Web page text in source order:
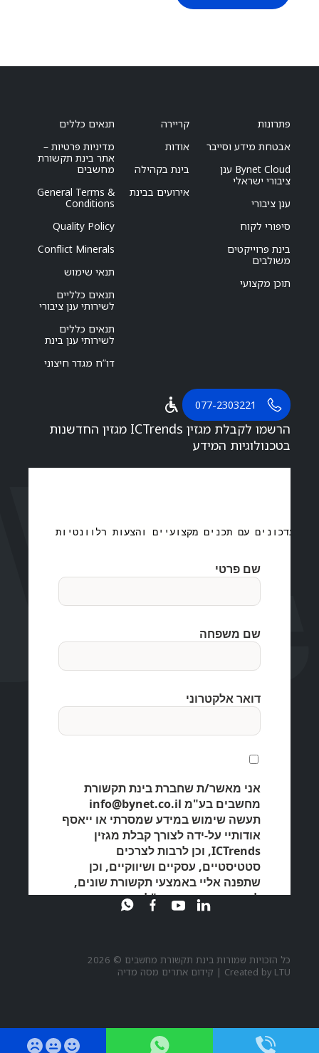
פתרונות
אבטחת מידע וסייבר
Bynet Cloud ענן
ציבורי ישראלי
ענן ציבורי
סיפורי לקוח
בינת פרוייקטים
משולבים
תוכן מקצועי
קריירה
אודות
בינת בקהילה
אירועים בבינת
תנאים כללים
מדיניות פרטיות –
אתר בינת תקשורת
מחשבים
General Terms &
Conditions
Quality Policy
Conflict Minerals
תנאי שימוש
תנאים כלליים
לשירותי ענן ציבורי
תנאים כללים
לשירותי ענן בינת
דו”ח מגדר חיצוני
077-2303221
הרשמו לקבלת מגזין ICTrends מגזין החדשנות
בטכנולוגיות המידע
כל הזכויות שמורות בינת תקשורת מחשבים © 2026
Created by LTU
| קידום אתרים מסה מדיה